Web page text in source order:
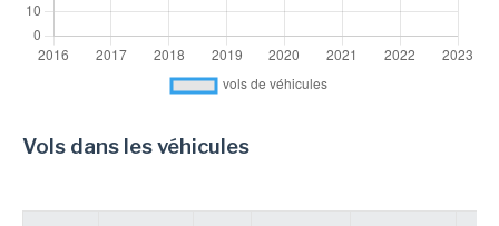
Vols dans les véhicules